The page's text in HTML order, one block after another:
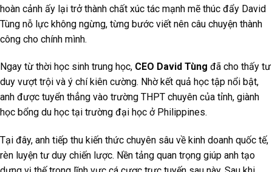
hoàn cảnh ấy lại trở thành chất xúc tác mạnh mẽ thúc đẩy David
Tùng nỗ lực không ngừng, từng bước viết nên câu chuyện thành
công cho chính mình.
Ngay từ thời học sinh trung học, CEO David Tùng đã cho thấy tư
duy vượt trội và ý chí kiên cường. Nhờ kết quả học tập nổi bật,
anh được tuyển thẳng vào trường THPT chuyên của tỉnh, giành
học bổng du học tại trường đại học ở Philippines.
Tại đây, anh tiếp thu kiến thức chuyên sâu về kinh doanh quốc tế,
rèn luyện tư duy chiến lược. Nền tảng quan trọng giúp anh tạo